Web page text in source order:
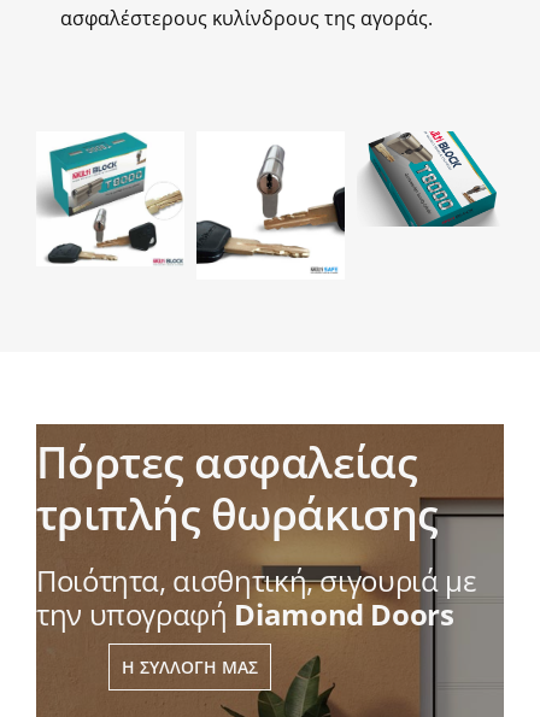
ασφαλέστερους κυλίνδρους της αγοράς.
Πόρτες ασφαλείας
τριπλής θωράκισης
Ποιότητα, αισθητική, σιγουριά με
την υπογραφή Diamond Doors
Η ΣΥΛΛΟΓΉ ΜΑΣ